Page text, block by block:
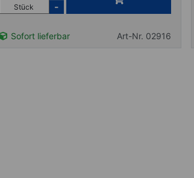
Stück
-
Sofort lieferbar Art-Nr. 02916